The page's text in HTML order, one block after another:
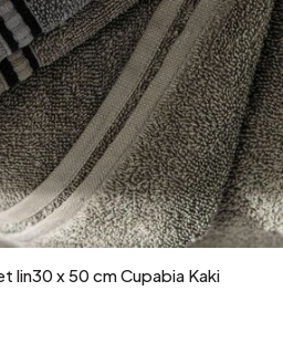
lin30 x 50 cm Cupabia Kaki